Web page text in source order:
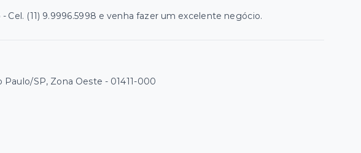
(11) 9.9996.5998 e venha fazer um excelente negócio.
Paulo/SP, Zona Oeste - 01411-000